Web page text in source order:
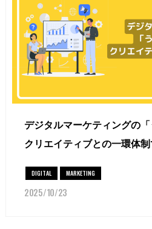
デジタルマーケティングの
クリエイティブとの一環体
DIGITAL MARKETING
2025/10/23